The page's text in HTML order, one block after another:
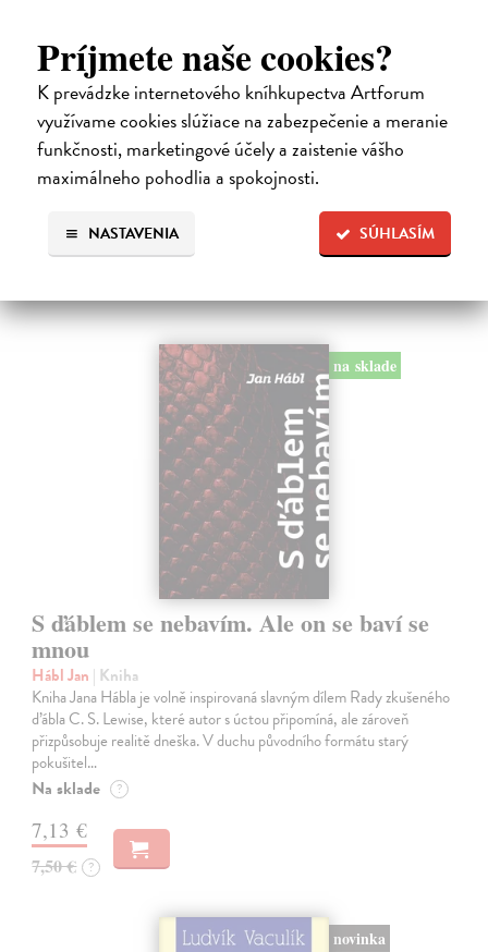
Príjmete naše cookies?
K prevádzke internetového kníhkupectva Artforum
využívame cookies slúžiace na zabezpečenie a meranie
funkčnosti, marketingové účely a zaistenie vášho
maximálneho pohodlia a spokojnosti.
SÚHLASÍM
NASTAVENIA
Pomalost
Kundera Milan | Kniha
Pomalost, chronologicky první ze čtyř románů Milana Kundery
napsaných francouzsky, vychází v českém překladu Anny
Kareninové. Vydávání Kunderových románů v českém jazyce se
uzavírá.
14,73 €
na sklade
S ďáblem se nebavím. Ale on se baví se
mnou
Hábl Jan | Kniha
Kniha Jana Hábla je volně inspirovaná slavným dílem Rady zkušeného
ďábla C. S. Lewise, které autor s úctou připomíná, ale zároveň
přizpůsobuje realitě dneška. V duchu původního formátu starý
pokušitel…
Na sklade ?
7,13 €
7,50 € ?
novinka